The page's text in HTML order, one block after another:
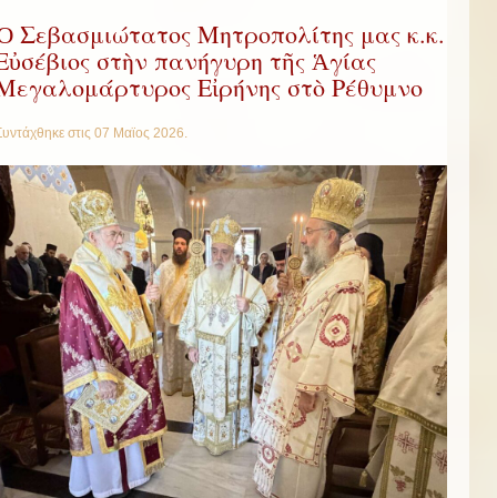
Σεβασμιώτατος Μητροπολίτης μας κ.κ.
στὴν πανήγυρη τῆς Ἁγίας
Εἰρήνης στὸ Ρέθυμνο
στις 07 Μαϊος 2026.